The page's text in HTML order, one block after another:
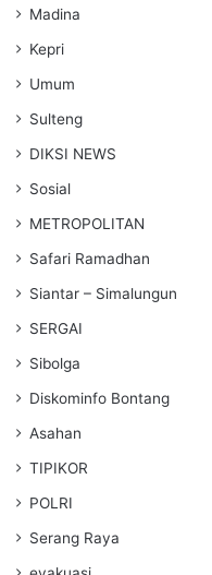
Madina
Kepri
Umum
Sulteng
DIKSI NEWS
Sosial
METROPOLITAN
Safari Ramadhan
Siantar – Simalungun
SERGAI
Sibolga
Diskominfo Bontang
Asahan
TIPIKOR
POLRI
Serang Raya